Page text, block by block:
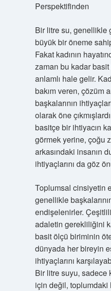
Perspektifinden
Bir litre su, genellikle
büyük bir öneme
Fakat kadının
zaman bu kadar
anlamlı hale gelir.
bakım veren, çözüm
başkalarının
olarak öne
basitçe bir ihtiyacın
görmek yerine, çoğu
arkasındaki insanın
ihtiyaçlarını da göz
Toplumsal cinsiyetin
genellikle
endişelenirler.
adaletin gerekliliğini
basit ölçü biriminin
dünyada her bireyin
ihtiyaçlarını
Bir litre suyu, sadece
için değil, toplumdaki